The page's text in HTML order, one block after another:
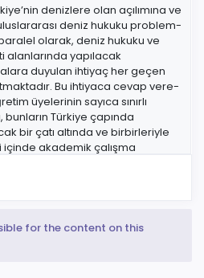
denizlere olan açılımına ve
deniz hukuku problem­
olarak, deniz hukuku ve
alanlarında yapılacak
duyulan ihtiyaç her geçen
Bu ihtiyaca cevap vere­
üyelerinin sayıca sınırlı
bunların Türkiye çapında
bir çatı altında ve birbirleriyle
içinde akademik çalışma
Kurulu Kararı ile kabul
29137 sayılı Resmi Gazete)
planının önceliklerinden bir tanesi
for the content on this